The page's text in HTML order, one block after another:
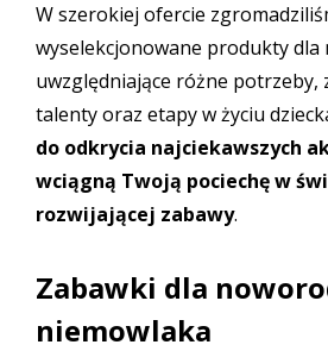
W szerokiej ofercie
wyselekcjonowane produkty dla
uwzględniające różne potrzeby,
talenty oraz etapy w życiu
do odkrycia najciekawszych
wciągną Twoją pociechę w
rozwijającej zabawy.
Zabawki dla
niemowlaka